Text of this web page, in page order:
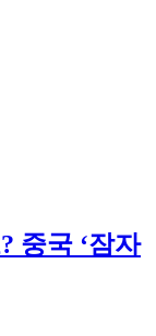
중국 ‘잠자